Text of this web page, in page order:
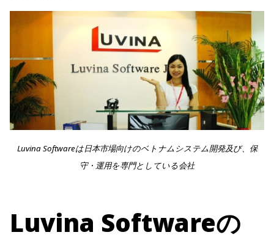
Luvina Softwareは日本市場向けのベトナムシステム開発及び、保
守・運用を専門としている会社
Luvina Softwareの